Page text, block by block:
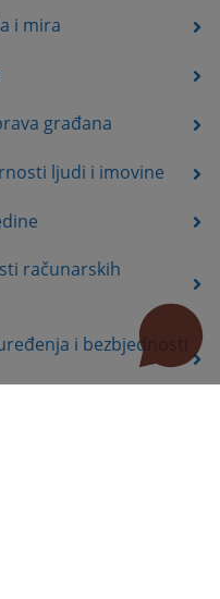
i mira
građana
ljudi i imovine
računarskih
i bezbjednosti